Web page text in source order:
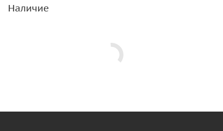
Наличие